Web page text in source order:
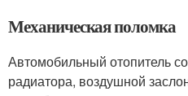
Механическая поломка
Автомобильный отопитель
радиатора, воздушной